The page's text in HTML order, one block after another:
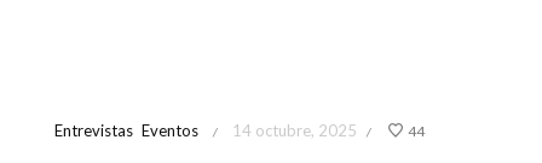
Entrevistas Eventos / 14 octubre, 2025 / 44